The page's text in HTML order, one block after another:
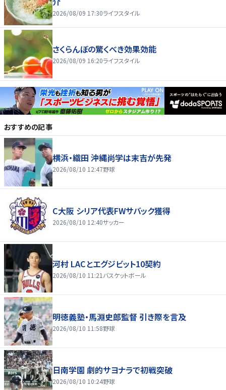
2026/08/09 17:30ライフスタイル
さくらんぼの驚くべき効果効能
2026/08/09 16:20ライフスタイル
おすすめの記事
横浜・織田 沖縄尚学は末吉が先発
2026/08/10 12:47野球
C大阪 シリア代表FWサバック獲得
2026/08/10 12:40サッカー
河村 LACとエグジビット10契約
2026/08/10 11:21 バスケットボール
明徳義塾・馬淵史郎監督 引き際を言及
2026/08/10 11:58野球
日南学園 劇的サヨナラで初戦突破
2026/08/10 10:24野球